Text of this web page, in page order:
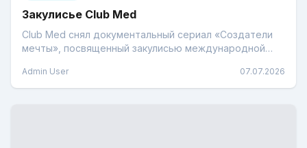
Закулисье Club Med
Club Med снял документальный сериал «Создатели
мечты», посвященный закулисью международной
Admin User 07.07.2026